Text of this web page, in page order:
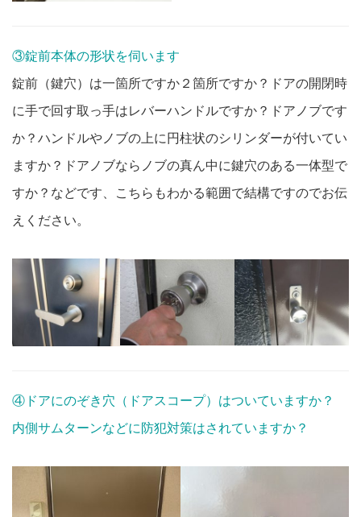
③錠前本体の形状を伺います
錠前（鍵穴）は一箇所ですか２箇所ですか？ドアの開閉時
に手で回す取っ手はレバーハンドルですか？ドアノブです
か？ハンドルやノブの上に円柱状のシリンダーが付いてい
ますか？ドアノブならノブの真ん中に鍵穴のある一体型で
すか？などです、こちらもわかる範囲で結構ですのでお伝
えください。
④ドアにのぞき穴（ドアスコープ）はついていますか？
内側サムターンなどに防犯対策はされていますか？